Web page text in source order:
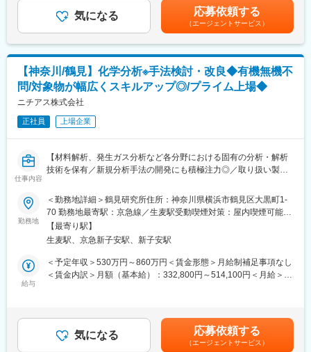
■手厚い福利厚生：
配属先への勤務に伴う引越費用に関しては、会社が全額負担しま
す。家賃補助の金額に関して、6万円（家賃＋共益費）の物件を上
限として半分を支給いたします。他にも資格取得支援制度、研修
費用割引制度が整っております。
変更の範囲：会社の定める業務
する
2)一般分析機器（GPC, IR, GC, 滴定, 粘度等）や製品特有の特殊な
分析を実施し、適切なデータを収集する
3)中試、実機設備での試運転に関して、計画を立案し実行する
■はたらく環境：
残業については配属先によって多少前後しますが全社月平均残業
時間は20時間程度になります。年間休日120日以上を確保してお
り、プライベートのお時間もしっかりと確保できる環境の準備が
あります。
社内にはキャリアアドバイザーも常駐しているため、将来のキャ
リアや現職に関する相談も気軽に利用頂けます。
■手厚い福利厚生：
配属先への勤務に伴う引越費用に関しては、会社が全額負担しま
す。家賃補助の金額に関して、6万円（家賃＋共益費）の物件を上
限として半分を支給いたします。他にも資格取得支援制度、研修
費用割引制度が整っております。
■キャリアステップの例
ん、一つの分野で経験を積んでいただくことで上流工程やリーダ
ーへの挑戦も可能です。
また、技術者としての経験を活かして採用担当への挑戦や社内向
の金額であり、選考を通じて上下する可能性があります。月給(月
額)は固定手当を含めた表記です。
気になる 応募依頼する
（エージェントサービス）
【神奈川/鶴見】化学分析※手法検討・改良◆有機無機不
問/対象物が幅広くスキルアップ◎/プライム上場◆
ニチアス株式会社
正社員 上場企業
仕事内容
【材料解析、発生ガス分析など各分野における固有の分析・解析
技術を保有／新規分析手法の開発にも積極注力◎／取り扱い製品
率1.9％・平均有給取得率74.6％と長期就業が叶う】
■業務概要：
研究開発本部内の分析解析部にて分析業務および分析手法の検
討・改良業務をお任せします。ご入社後にお任せする業務は適性
や経験分野に応じて決定いたしますので、有機・無機問わず色々
なバックグラウンドの方にご活躍頂けます。
・依頼部署との調整業務
・依頼内容に応じた分析手法の検討/改良
勤務地
＜勤務地詳細＞鶴見研究所住所：神奈川県横浜市鶴見区大黒町1-
70 勤務地最寄駅：京急線／生麦駅受動喫煙対策：屋内喫煙可能場
所あり変更の範囲：会社の定める事業所
【最寄り駅】
生麦駅、京急新子安駅、新子安駅
給与
＜予定年収＞530万円～860万円＜賃金形態＞月給制補足事項なし
＜賃金内訳＞月額（基本給）：332,800円～514,100円＜月給＞
考を通じて上下する可能性があります。月給(月額)は固定手当を含
めた表記です。
気になる 応募依頼する
（エージェントサービス）